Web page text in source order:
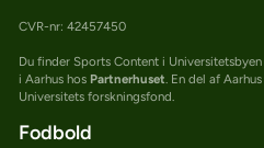
CVR-nr: 42457450
Du finder Sports Content i Universitetsbyen
i Aarhus hos Partnerhuset. En del af Aarhus
Universitets forskningsfond.
Fodbold